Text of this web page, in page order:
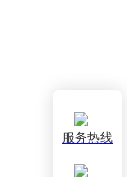
服务热线